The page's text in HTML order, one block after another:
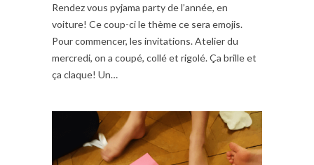
Rendez vous pyjama party de l’année, en
voiture! Ce coup-ci le thème ce sera emojis.
Pour commencer, les invitations. Atelier du
mercredi, on a coupé, collé et rigolé. Ça brille et
ça claque! Un…